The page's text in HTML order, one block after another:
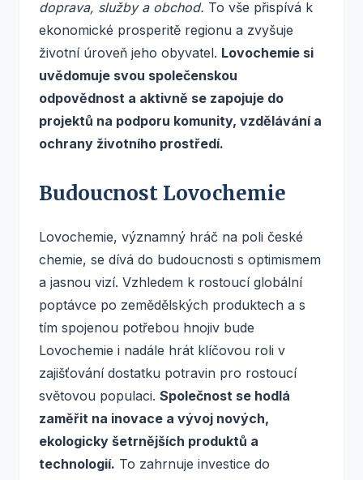
doprava, služby a obchod. To vše přispívá k
ekonomické prosperitě regionu a zvyšuje
životní úroveň jeho obyvatel. Lovochemie si
uvědomuje svou společenskou
odpovědnost a aktivně se zapojuje do
projektů na podporu komunity, vzdělávání a
ochrany životního prostředí.
Budoucnost Lovochemie
Lovochemie, významný hráč na poli české
chemie, se dívá do budoucnosti s optimismem
a jasnou vizí. Vzhledem k rostoucí globální
poptávce po zemědělských produktech a s
tím spojenou potřebou hnojiv bude
Lovochemie i nadále hrát klíčovou roli v
zajišťování dostatku potravin pro rostoucí
světovou populaci. Společnost se hodlá
zaměřit na inovace a vývoj nových,
ekologicky šetrnějších produktů a
technologií. To zahrnuje investice do